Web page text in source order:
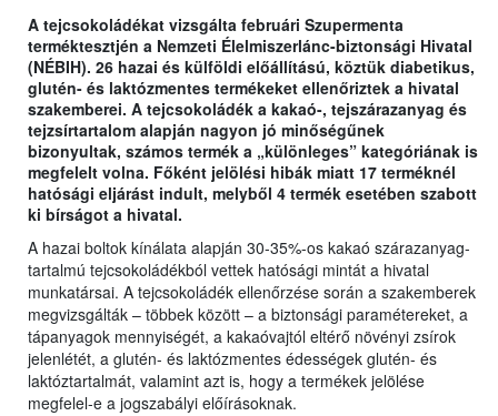
A tejcsokoládékat vizsgálta februári Szupermenta
terméktesztjén a Nemzeti Élelmiszerlánc-biztonsági Hivatal
(NÉBIH). 26 hazai és külföldi előállítású, köztük diabetikus,
glutén- és laktózmentes termékeket ellenőriztek a hivatal
szakemberei. A tejcsokoládék a kakaó-, tejszárazanyag és
tejzsírtartalom alapján nagyon jó minőségűnek
bizonyultak, számos termék a „különleges” kategóriának is
megfelelt volna. Főként jelölési hibák miatt 17 terméknél
hatósági eljárást indult, melyből 4 termék esetében szabott
ki bírságot a hivatal.
A hazai boltok kínálata alapján 30-35%-os kakaó szárazanyag-
tartalmú tejcsokoládékból vettek hatósági mintát a hivatal
munkatársai. A tejcsokoládék ellenőrzése során a szakemberek
megvizsgálták – többek között – a biztonsági paramétereket, a
tápanyagok mennyiségét, a kakaóvajtól eltérő növényi zsírok
jelenlétét, a glutén- és laktózmentes édességek glutén- és
laktóztartalmát, valamint azt is, hogy a termékek jelölése
megfelel-e a jogszabályi előírásoknak.